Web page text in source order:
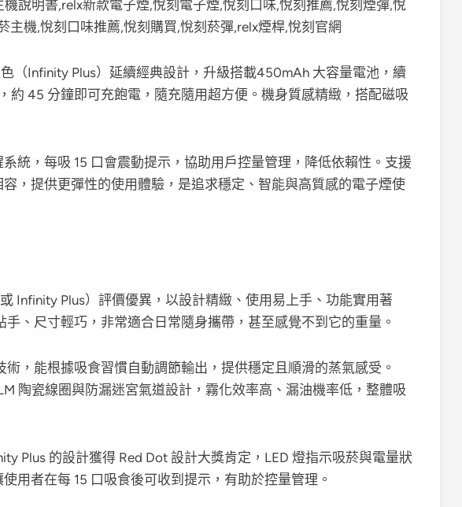
（Infinity Plus）延續經典設計，升級搭載450mAh 大容量電池，續
約 45 分鐘即可充飽電，隨充隨用超方便。機身質感精緻，搭配磁吸
統，每吸 15 口會震動提示，協助用戶控量管理，降低依賴性。支援
，提供更彈性的使用體驗，是追求穩定、智能與高質感的電子煙使
Infinity Plus）評價優異，以設計精緻、使用易上手、功能實用著
、尺寸輕巧，非常適合日常隨身攜帶，甚至感覺不到它的重量。
，能根據吸食習慣自動調節輸出，提供穩定且順滑的蒸氣感受。
陶瓷線圈與防漏迷宮氣道設計，霧化效率高、漏油機率低，整體吸
Plus 的設計獲得 Red Dot 設計大獎肯定，LED 燈指示吸菸與電量狀
用者在每 15 口吸食後可收到提示，有助於控量管理。